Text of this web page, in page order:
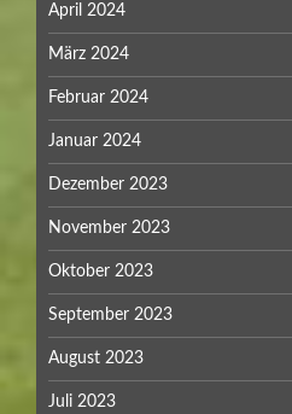
April 2024
März 2024
Februar 2024
Januar 2024
Dezember 2023
November 2023
Oktober 2023
September 2023
August 2023
Juli 2023